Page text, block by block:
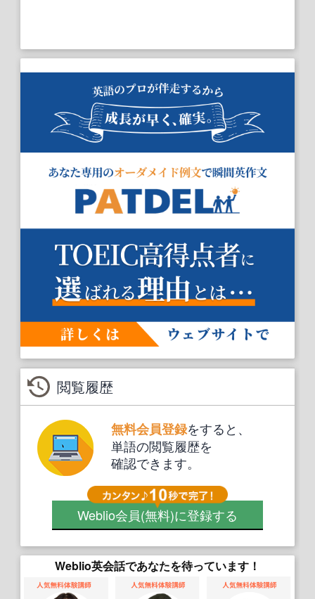
閲覧履歴
無料会員登録をすると、
単語の閲覧履歴を
確認できます。
Weblio会員(無料)に登録する
Weblio英会話であなたを待っています！